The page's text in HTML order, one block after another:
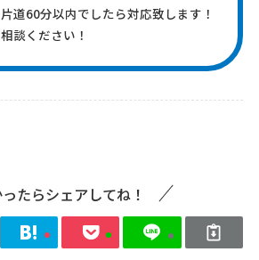
60分以内でしたら対応致します！
談ください！
たらシェアしてね！